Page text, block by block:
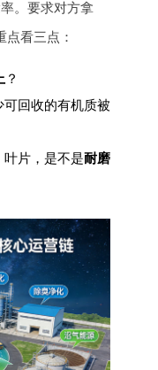
。要求对方拿
看三点：
？
回收的有机质被
片，是不是耐磨